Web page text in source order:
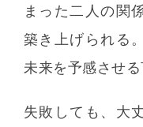
まった二人の関
築き上げられる
未来を予感させる
失敗しても、大